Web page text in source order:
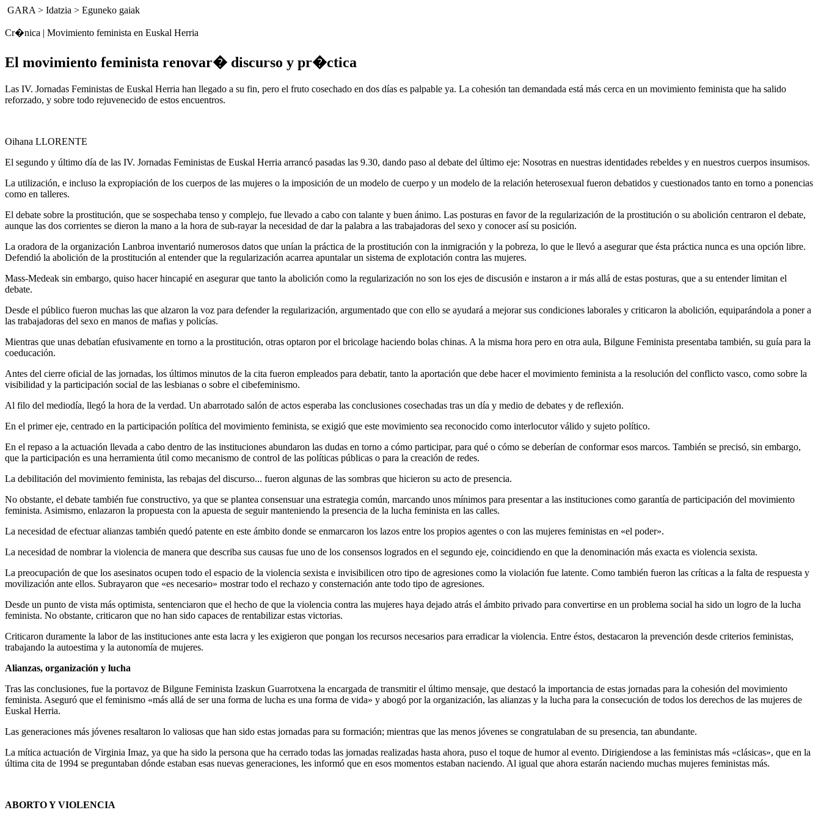
GARA > Idatzia > Eguneko gaiak
Cr�nica | Movimiento feminista en Euskal Herria
El movimiento feminista renovar� discurso y pr�ctica
Las IV. Jornadas Feministas de Euskal Herria han llegado a su fin, pero el fruto cosechado en dos días es palpable ya. La cohesión tan demandada está más cerca en un movimiento feminista que ha salido
reforzado, y sobre todo rejuvenecido de estos encuentros.
Oihana LLORENTE
El segundo y último día de las IV. Jornadas Feministas de Euskal Herria arrancó pasadas las 9.30, dando paso al debate del último eje: Nosotras en nuestras identidades rebeldes y en nuestros cuerpos insumisos.
La utilización, e incluso la expropiación de los cuerpos de las mujeres o la imposición de un modelo de cuerpo y un modelo de la relación heterosexual fueron debatidos y cuestionados tanto en torno a ponencias
como en talleres.
El debate sobre la prostitución, que se sospechaba tenso y complejo, fue llevado a cabo con talante y buen ánimo. Las posturas en favor de la regularización de la prostitución o su abolición centraron el debate,
aunque las dos corrientes se dieron la mano a la hora de sub-rayar la necesidad de dar la palabra a las trabajadoras del sexo y conocer así su posición.
La oradora de la organización Lanbroa inventarió numerosos datos que unían la práctica de la prostitución con la inmigración y la pobreza, lo que le llevó a asegurar que ésta práctica nunca es una opción libre.
Defendió la abolición de la prostitución al entender que la regularización acarrea apuntalar un sistema de explotación contra las mujeres.
Mass-Medeak sin embargo, quiso hacer hincapié en asegurar que tanto la abolición como la regularización no son los ejes de discusión e instaron a ir más allá de estas posturas, que a su entender limitan el
debate.
Desde el público fueron muchas las que alzaron la voz para defender la regularización, argumentado que con ello se ayudará a mejorar sus condiciones laborales y criticaron la abolición, equiparándola a poner a
las trabajadoras del sexo en manos de mafias y policías.
Mientras que unas debatían efusivamente en torno a la prostitución, otras optaron por el bricolage haciendo bolas chinas. A la misma hora pero en otra aula, Bilgune Feminista presentaba también, su guía para la
coeducación.
Antes del cierre oficial de las jornadas, los últimos minutos de la cita fueron empleados para debatir, tanto la aportación que debe hacer el movimiento feminista a la resolución del conflicto vasco, como sobre la
visibilidad y la participación social de las lesbianas o sobre el cibefeminismo.
Al filo del mediodía, llegó la hora de la verdad. Un abarrotado salón de actos esperaba las conclusiones cosechadas tras un día y medio de debates y de reflexión.
En el primer eje, centrado en la participación política del movimiento feminista, se exigió que este movimiento sea reconocido como interlocutor válido y sujeto político.
En el repaso a la actuación llevada a cabo dentro de las instituciones abundaron las dudas en torno a cómo participar, para qué o cómo se deberían de conformar esos marcos. También se precisó, sin embargo,
que la participación es una herramienta útil como mecanismo de control de las políticas públicas o para la creación de redes.
La debilitación del movimiento feminista, las rebajas del discurso... fueron algunas de las sombras que hicieron su acto de presencia.
No obstante, el debate también fue constructivo, ya que se plantea consensuar una estrategia común, marcando unos mínimos para presentar a las instituciones como garantía de participación del movimiento
feminista. Asimismo, enlazaron la propuesta con la apuesta de seguir manteniendo la presencia de la lucha feminista en las calles.
La necesidad de efectuar alianzas también quedó patente en este ámbito donde se enmarcaron los lazos entre los propios agentes o con las mujeres feministas en «el poder».
La necesidad de nombrar la violencia de manera que describa sus causas fue uno de los consensos logrados en el segundo eje, coincidiendo en que la denominación más exacta es violencia sexista.
La preocupación de que los asesinatos ocupen todo el espacio de la violencia sexista e invisibilicen otro tipo de agresiones como la violación fue latente. Como también fueron las críticas a la falta de respuesta y
movilización ante ellos. Subrayaron que «es necesario» mostrar todo el rechazo y consternación ante todo tipo de agresiones.
Desde un punto de vista más optimista, sentenciaron que el hecho de que la violencia contra las mujeres haya dejado atrás el ámbito privado para convertirse en un problema social ha sido un logro de la lucha
feminista. No obstante, criticaron que no han sido capaces de rentabilizar estas victorias.
Criticaron duramente la labor de las instituciones ante esta lacra y les exigieron que pongan los recursos necesarios para erradicar la violencia. Entre éstos, destacaron la prevención desde criterios feministas,
trabajando la autoestima y la autonomía de mujeres.
Alianzas, organización y lucha
Tras las conclusiones, fue la portavoz de Bilgune Feminista Izaskun Guarrotxena la encargada de transmitir el último mensaje, que destacó la importancia de estas jornadas para la cohesión del movimiento
feminista. Aseguró que el feminismo «más allá de ser una forma de lucha es una forma de vida» y abogó por la organización, las alianzas y la lucha para la consecución de todos los derechos de las mujeres de
Euskal Herria.
Las generaciones más jóvenes resaltaron lo valiosas que han sido estas jornadas para su formación; mientras que las menos jóvenes se congratulaban de su presencia, tan abundante.
La mítica actuación de Virginia Imaz, ya que ha sido la persona que ha cerrado todas las jornadas realizadas hasta ahora, puso el toque de humor al evento. Dirigiendose a las feministas más «clásicas», que en la
última cita de 1994 se preguntaban dónde estaban esas nuevas generaciones, les informó que en esos momentos estaban naciendo. Al igual que ahora estarán naciendo muchas mujeres feministas más.
ABORTO Y VIOLENCIA